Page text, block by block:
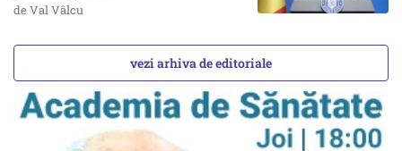
de Val Vâlcu
vezi arhiva de editoriale